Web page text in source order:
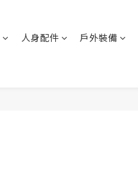
人身配件 戶外裝備